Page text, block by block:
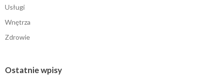
Usługi
Wnętrza
Zdrowie
Ostatnie wpisy